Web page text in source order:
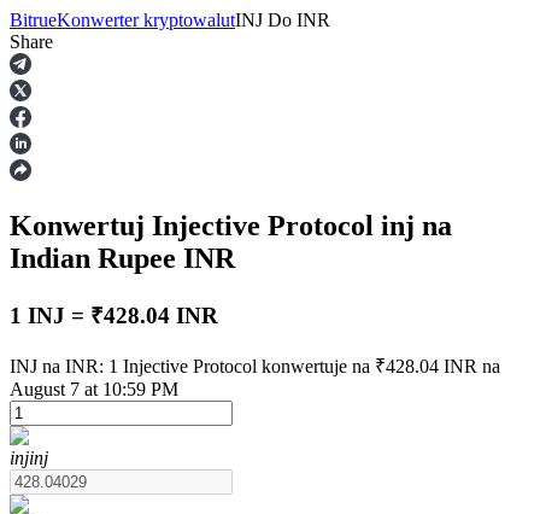
Kontrakty terminowe
Kontrakty terminowe na USDT
Kontrakty futures wykorzystujące USDT jako zabezpieczenie
BitrueKonwerter kryptowalutINJ Do INR
Share
Konwertuj Injective Protocol inj na
Indian Rupee INR
1 INJ = ₹428.04 INR
INJ na INR: 1 Injective Protocol konwertuje na ₹428.04 INR na
August 7 at 10:59 PM
injinj